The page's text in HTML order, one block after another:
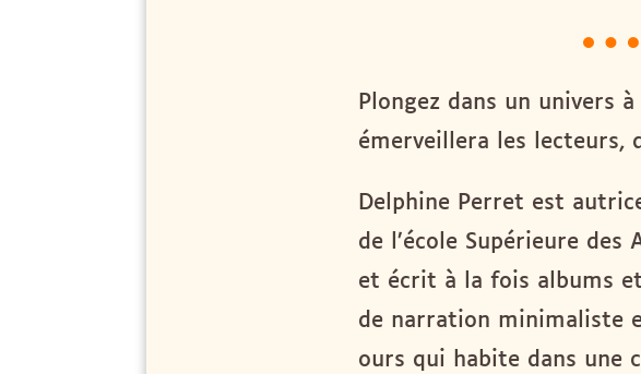
Plongez dans un univers
émerveillera les lecteurs,
Delphine Perret est
de l’école Supérieure
et écrit à la fois albums
de narration minimaliste
ours qui habite dans une